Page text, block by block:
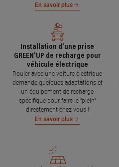
En savoir plus
Installation d'une prise
GREEN'UP de recharge pour
véhicule électrique
Rouler avec une voiture électrique
demande quelques adaptations et
un équipement de recharge
spécifique pour faire le "plein"
directement chez vous !
En savoir plus